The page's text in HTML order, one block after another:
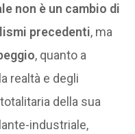
non è un cambio di
precedenti, ma
, quanto a
realtà e degli
della sua
industriale,